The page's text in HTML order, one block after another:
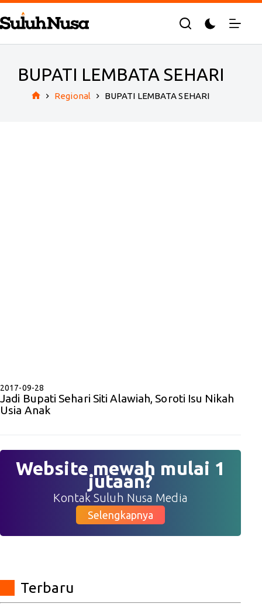
Skip
to
content
BUPATI LEMBATA SEHARI
Regional BUPATI LEMBATA SEHARI
2017-09-28
Jadi Bupati Sehari Siti Alawiah, Soroti Isu Nikah
Usia Anak
Website mewah mulai 1
jutaan?
Kontak Suluh Nusa Media
Selengkapnya
Terbaru